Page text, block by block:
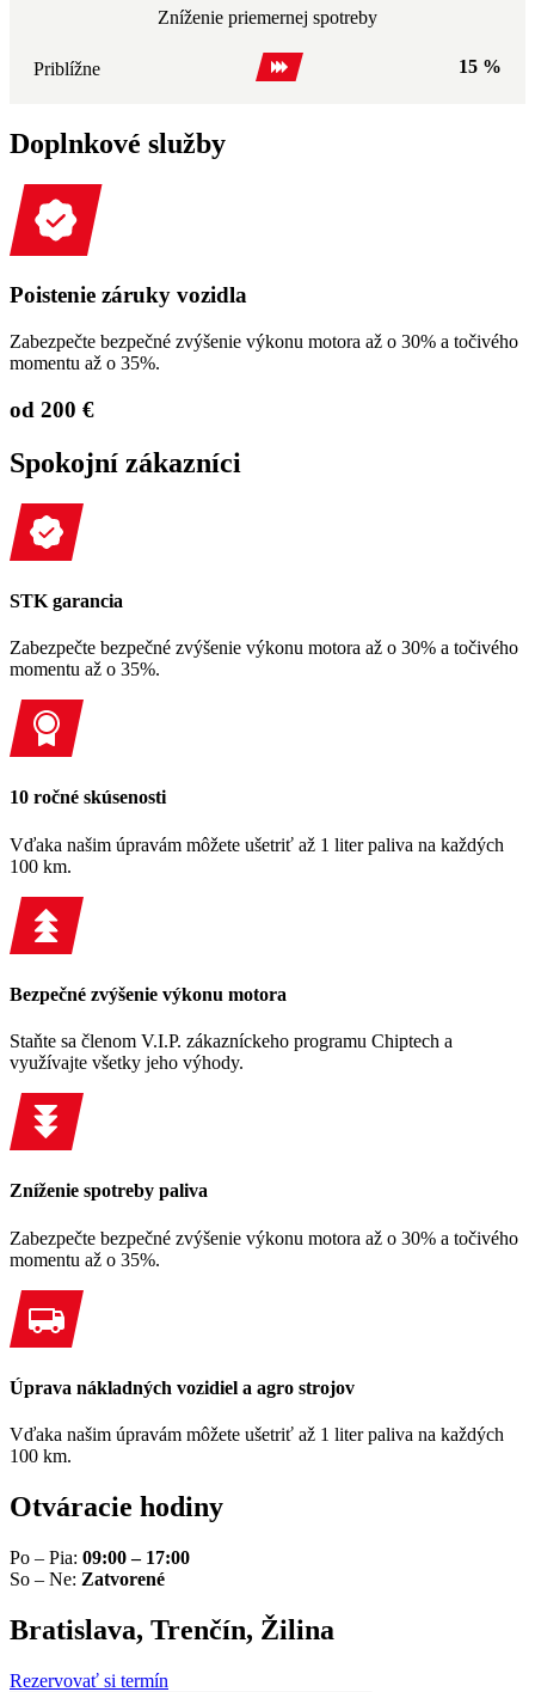
Zníženie priemernej spotreby
Priblížne 15 %
Doplnkové služby
Poistenie záruky vozidla
Zabezpečte bezpečné zvýšenie výkonu motora až o 30% a točivého
momentu až o 35%.
od 200 €
Spokojní zákazníci
STK garancia
Zabezpečte bezpečné zvýšenie výkonu motora až o 30% a točivého
momentu až o 35%.
10 ročné skúsenosti
Vďaka našim úpravám môžete ušetriť až 1 liter paliva na každých
100 km.
Bezpečné zvýšenie výkonu motora
Staňte sa členom V.I.P. zákazníckeho programu Chiptech a
využívajte všetky jeho výhody.
Zníženie spotreby paliva
Zabezpečte bezpečné zvýšenie výkonu motora až o 30% a točivého
momentu až o 35%.
Úprava nákladných vozidiel a agro strojov
Vďaka našim úpravám môžete ušetriť až 1 liter paliva na každých
100 km.
Otváracie hodiny
Po – Pia: 09:00 – 17:00
So – Ne: Zatvorené
Bratislava, Trenčín, Žilina
Rezervovať si termín